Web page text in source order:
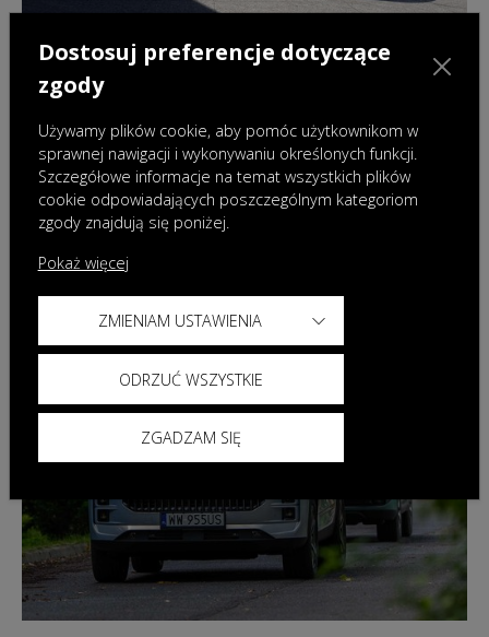
28.07.2026 |Aktualności
Nowa OMODA 9 Super Hybrid Exclusive
odsłonie
Dostosuj preferencje dotyczące
zgody
Używamy plików cookie, aby pomóc użytkownikom w
sprawnej nawigacji i wykonywaniu określonych funkcji.
Szczegółowe informacje na temat wszystkich plików
cookie odpowiadających poszczególnym kategoriom
zgody znajdują się poniżej.
Pokaż więcej
ZMIENIAM USTAWIENIA
ODRZUĆ WSZYSTKIE
ZGADZAM SIĘ